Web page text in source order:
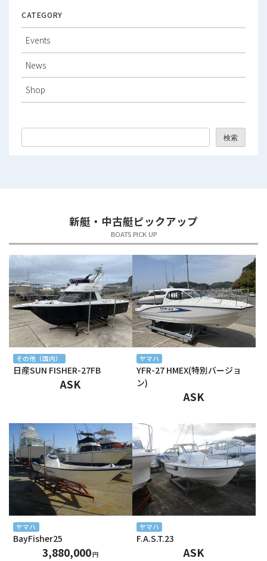
2026年1月
2025年12月
2025年11月
2025年10月
2025年9月
2025年4月
2025年3月
2025年2月
2025年1月
2024年12月
2024年11月
2024年9月
2024年8月
2024年7月
2024年6月
2024年5月
2024年4月
CATEGORY
Events
News
Shop
検索
新艇・中古艇ピックアップ
BOATS PICK UP
その他（国内）
日産SUN FISHER-27FB
ASK
ヤマハ
YFR-27 HMEX(特別バージョ
ン)
ASK
ヤマハ
BayFisher25
3,880,000円
ヤマハ
F.A.S.T.23
ASK